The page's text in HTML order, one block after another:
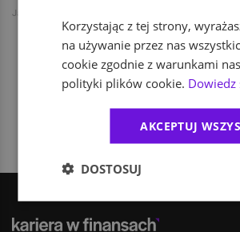
Jakub Jański
1
Korzystając z tej strony,
na używanie przez nas
cookie zgodnie z warunkami
polityki plików cookie. Dowiedz
AKCEPTUJ
DOSTOSUJ